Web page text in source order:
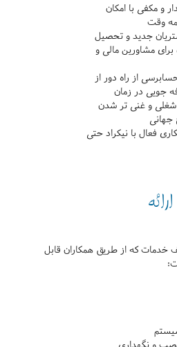
و مکفی با امکان
وقت
جدید و تحصیل
برای مشاورین مالی و
از راه دور از
جویی در زمان
شغلی و غنی تر شدن
فعال با نیکراد حتی
خدمات که از طریق همکاران قابل